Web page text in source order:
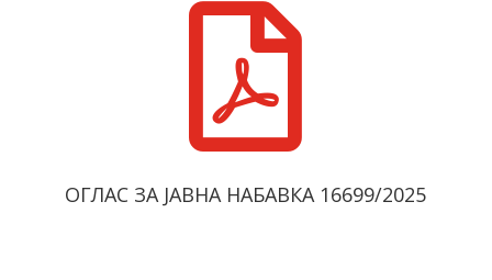

ОГЛАС ЗА ЈАВНА НАБАВКА 16699/2025